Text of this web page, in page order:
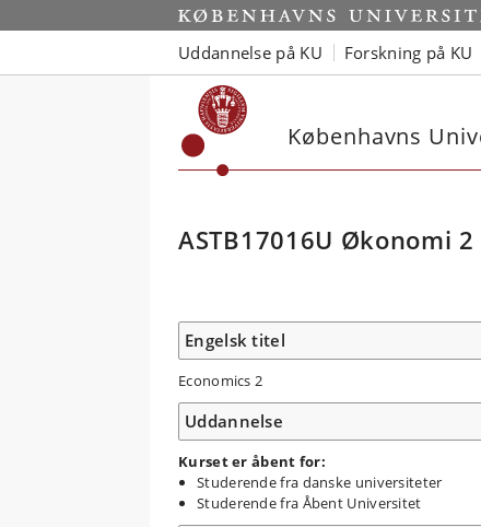
Uddannelse på KU Forskning på KU
Københavns
ASTB17016U Økonomi 2
Engelsk titel
Economics 2
Uddannelse
Kurset er åbent for:
Studerende fra danske universiteter
Studerende fra Åbent Universitet